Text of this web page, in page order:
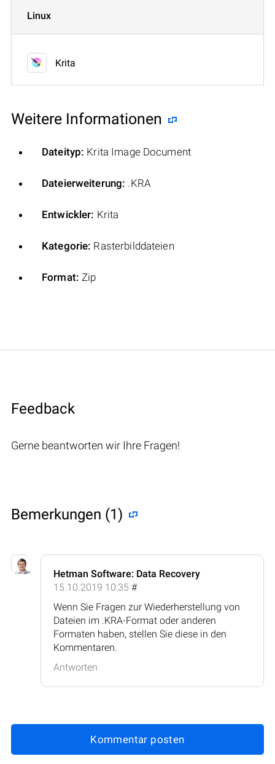
Linux
Krita
Weitere Informationen
Dateityp: Krita Image Document
Dateierweiterung: .KRA
Entwickler: Krita
Kategorie: Rasterbilddateien
Format: Zip
Feedback
Gerne beantworten wir Ihre Fragen!
Bemerkungen (1)
Hetman Software: Data Recovery
15.10.2019 10:35 #
Wenn Sie Fragen zur Wiederherstellung von
Dateien im .KRA-Format oder anderen
Formaten haben, stellen Sie diese in den
Kommentaren.
Antworten
Kommentar posten